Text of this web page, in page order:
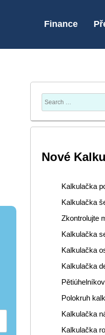
Finance
Nové
Kalkulačka
Kalkulačka
Zkontrolujte
Kalkulačka
Kalkulačka
Kalkulačka
Polokruh
Kalkulačka
Kalkulačka